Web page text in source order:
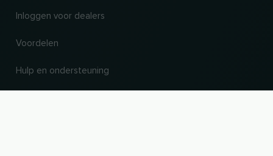
Inloggen voor dealers
Voordelen
Hulp en ondersteuning